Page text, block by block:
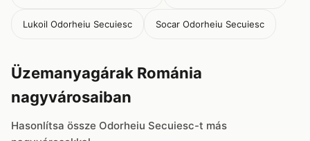
Lukoil Odorheiu Secuiesc Socar Odorheiu Secuiesc
Üzemanyagárak Románia
nagyvárosaiban
Hasonlítsa össze Odorheiu Secuiesc-t más